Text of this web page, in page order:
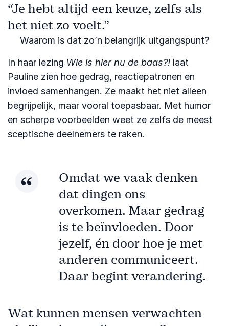
“Je hebt altijd een keuze, zelfs als
het niet zo voelt.”
Waarom is dat zo’n belangrijk uitgangspunt?
In haar lezing Wie is hier nu de baas?! laat
Pauline zien hoe gedrag, reactiepatronen en
invloed samenhangen. Ze maakt het niet alleen
begrijpelijk, maar vooral toepasbaar. Met humor
en scherpe voorbeelden weet ze zelfs de meest
sceptische deelnemers te raken.
Omdat we vaak denken
dat dingen ons
overkomen. Maar gedrag
is te beïnvloeden. Door
jezelf, én door hoe je met
anderen communiceert.
Daar begint verandering.
Wat kunnen mensen verwachten